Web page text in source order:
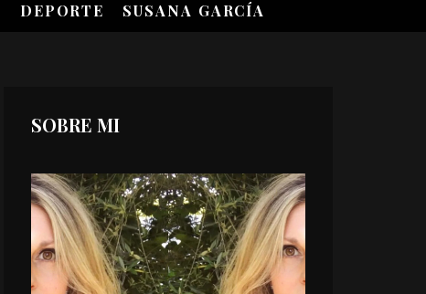
DEPORTE SUSANA GARCÍA
SOBRE MI